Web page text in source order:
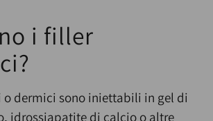
i filler
o dermici sono iniettabili in gel di
idrossiapatite di calcio o altre